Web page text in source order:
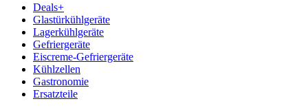
Deals+
Glastürkühlgeräte
Lagerkühlgeräte
Gefriergeräte
Eiscreme-Gefriergeräte
Kühlzellen
Gastronomie
Ersatzteile